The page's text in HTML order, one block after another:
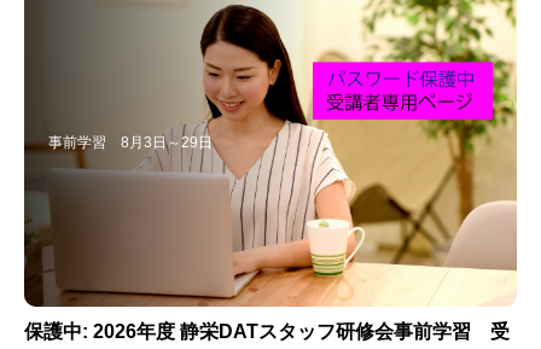
事前学習 8月3日～29日
保護中: 2026年度 静栄DATスタッフ研修会事前学習 受